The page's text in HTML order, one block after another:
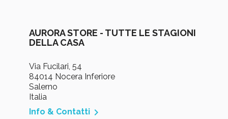
AURORA STORE - TUTTE LE STAGIONI
DELLA CASA
Via Fucilari, 54
84014 Nocera Inferiore
Salerno
Italia
Info & Contatti 